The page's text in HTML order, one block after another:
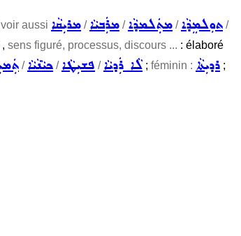
voir aussi ܡܪܝܼܩܵܐ /ܡܪܲܒܝܵܐ /ܡܬܲܠܡܕܵܐ /ܬܘܼܠܡܸܕܵܐ /
sens figuré, processus, discours ... : élaboré
/ܟܝܵܢܵܝܵܐ /ܦܫܝܼܛܵܐ /ܠܵܐ ܪܲܕܝܵܐ ; féminin : ܪܕܝܼܬܵܐ ;